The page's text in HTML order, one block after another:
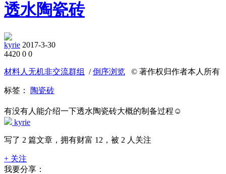
透水陶瓷砖
kyrie 2017-3-30
4420 0 0
材料人无机非交流群组 /倒序浏览 © 著作权归作者本人所有
标签： 陶瓷砖
有没有人能介绍一下透水陶瓷砖大概的制备过程☺
kyrie
写了 2 篇文章，拥有财富 12，被 2 人关注
+ 关注
我要分享：